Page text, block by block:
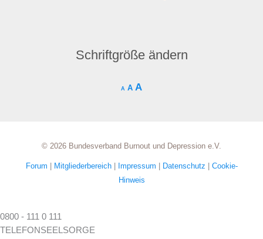
Schriftgröße ändern
A A A
© 2026 Bundesverband Burnout und Depression e.V.
Forum | Mitgliederbereich | Impressum | Datenschutz | Cookie-
Hinweis
0800 - 111 0 111
TELEFONSEELSORGE